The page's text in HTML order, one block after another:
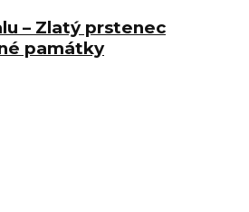
– Zlatý prstenec
památky